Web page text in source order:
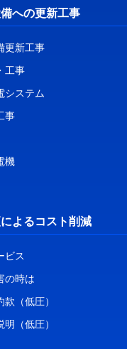
への更新工事
更新工事
工事
システム
事
機
よるコスト削減
ビス
の時は
款（低圧）
（低圧）